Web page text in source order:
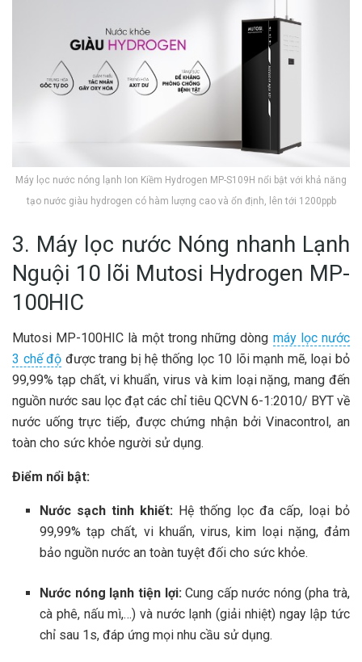
Máy lọc nước nóng lạnh Ion Kiềm Hydrogen MP-S109H nổi bật với khả năng
tạo nước giàu hydrogen có hàm lượng cao và ổn định, lên tới 1200ppb
3. Máy lọc nước Nóng nhanh Lạnh
Nguội 10 lõi Mutosi Hydrogen MP-
100HIC
Mutosi MP-100HIC là một trong những dòng máy lọc nước
3 chế độ được trang bị hệ thống lọc 10 lõi mạnh mẽ, loại bỏ
99,99% tạp chất, vi khuẩn, virus và kim loại nặng, mang đến
nguồn nước sau lọc đạt các chỉ tiêu QCVN 6-1:2010/ BYT về
nước uống trực tiếp, được chứng nhận bởi Vinacontrol, an
toàn cho sức khỏe người sử dụng.
Điểm nổi bật:
Nước sạch tinh khiết: Hệ thống lọc đa cấp, loại bỏ
99,99% tạp chất, vi khuẩn, virus, kim loại nặng, đảm
bảo nguồn nước an toàn tuyệt đối cho sức khỏe.
Nước nóng lạnh tiện lợi:Cung cấp nước nóng (pha trà,
cà phê, nấu mì,…) và nước lạnh (giải nhiệt) ngay lập tức
chỉ sau 1s, đáp ứng mọi nhu cầu sử dụng.